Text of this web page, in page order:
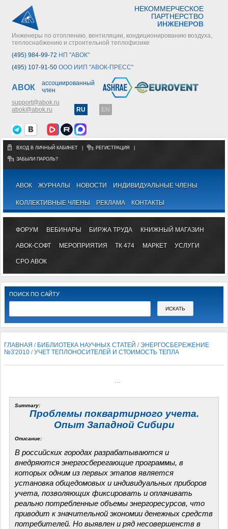
НЕКОММЕРЧЕСКОЕ
ПАРТНЕРСТВО
ИНЖЕНЕРОВ
Инженеры по отоплению, вентиляции, кондиционированию воздуха,
теплоснабжению и строительной теплофизике
(495) 984-99-72 НП "АВОК"
(495) 107-91-50 ООО ИИП "АВОК-ПРЕСС"
АВОК
ассоциированный
член
support@abok.ru
abok@abok.ru
RU EN
ВХОД В ЛИЧНЫЙ КАБИНЕТ РЕГИСТРАЦИЯ
ЗАБЫЛИ ПАРОЛЬ?
АВОК ЖУРНАЛЫ НОВОСТИ ИНДИВИДУАЛЬНЫЕ ЧЛЕНЫ
КОЛЛЕКТИВНЫЕ ЧЛЕНЫ РЕКЛАМА КОНТАКТЫ
ФОРУМ ВЕБИНАРЫ БИРЖА ТРУДА КНИЖНЫЙ МАГАЗИН
АВОК-СОФТ МЕРОПРИЯТИЯ ТК 474 МАРКЕТ УСЛУГИ
СРО АВОК
ПОИСК ПО САЙТУ
ГЛАВНАЯ / БИБЛИОТЕКА НАУЧНЫХ СТАТЕЙ /ЭНЕРГОСБЕРЕЖЕНИЕ
№3'2010 /УЧЕТ ТЕПЛОНОСИТЕЛЕЙ И СТОИМОСТЬ ТЕПЛА
Summary:
Проблемы поквартирного учета.
Опыт Западной Сибири
Описание:
В российских городах разрабатываются и
внедряются энергосберегающие программы, в
которых одним из первых этапов является
установка общедомовых и индивидуальных приборов
учета, позволяющих фиксировать и оплачивать
реально потребленные объемы энергоресурсов, что
приводит к значительной экономии денежных средств
потребителей. Но выявлен и ряд несовершенств в